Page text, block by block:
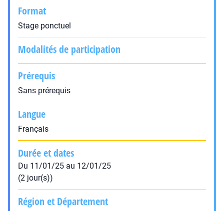
Format
Stage ponctuel
Modalités de participation
Prérequis
Sans prérequis
Langue
Français
Durée et dates
Du 11/01/25 au 12/01/25
(2 jour(s))
Région et Département